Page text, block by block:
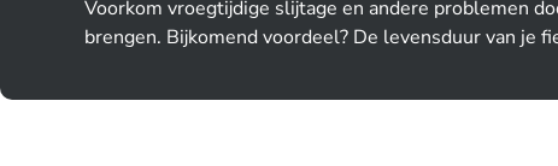
Voorkom vroegtijdige slijtage en andere problemen
brengen. Bijkomend voordeel? De levensduur van je